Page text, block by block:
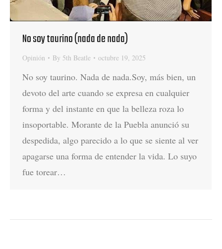
No soy taurino (nada de nada)
Opinión By 5th Beatle octubre 19, 2025
No soy taurino. Nada de nada.Soy, más bien, un
devoto del arte cuando se expresa en cualquier
forma y del instante en que la belleza roza lo
insoportable. Morante de la Puebla anunció su
despedida, algo parecido a lo que se siente al ver
apagarse una forma de entender la vida. Lo suyo
fue torear…